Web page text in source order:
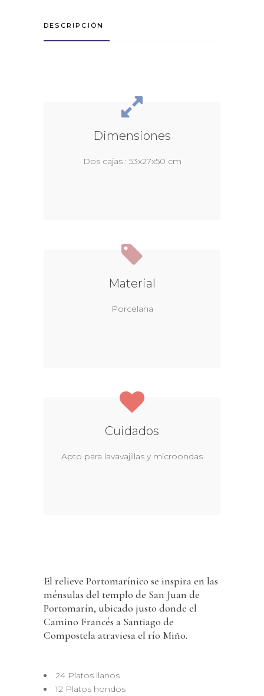
DESCRIPCIÓN
Dimensiones
Dos cajas : 53x27x50 cm
Material
Porcelana
Cuidados
Apto para lavavajillas y microondas
El relieve Portomarínico se inspira en las
ménsulas del templo de San Juan de
Portomarín, ubicado justo donde el
Camino Francés a Santiago de
Compostela atraviesa el río Miño.
24 Platos llanos
12 Platos hondos